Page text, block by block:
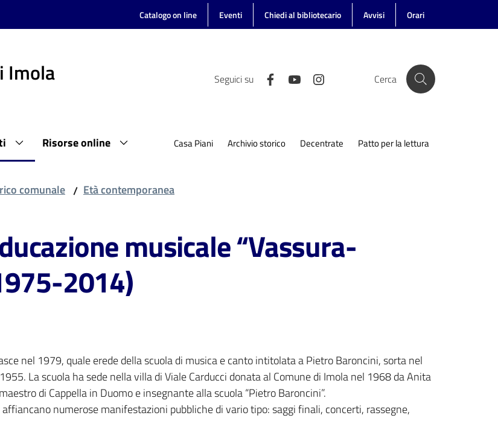
Catalogo on line Eventi Chiedi al bibliotecario Avvisi Orari
Imola Seguici su Cerca
Risorse online Casa Piani Archivio storico Decentrate Patto per la lettura
comunale / Età contemporanea
musicale “Vassura-
2014)
nel 1979, quale erede della scuola di musica e canto intitolata a Pietro Baroncini, sorta nel
La scuola ha sede nella villa di Viale Carducci donata al Comune di Imola nel 1968 da Anita
di Cappella in Duomo e insegnante alla scuola “Pietro Baroncini”.
numerose manifestazioni pubbliche di vario tipo: saggi finali, concerti, rassegne,